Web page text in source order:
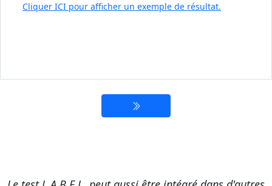
Cliquer ICI pour afficher un exemple de résultat.